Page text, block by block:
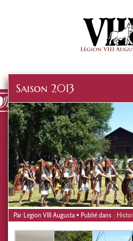
Saison 2013
Par Legion VIII Augusta• Publié dans :